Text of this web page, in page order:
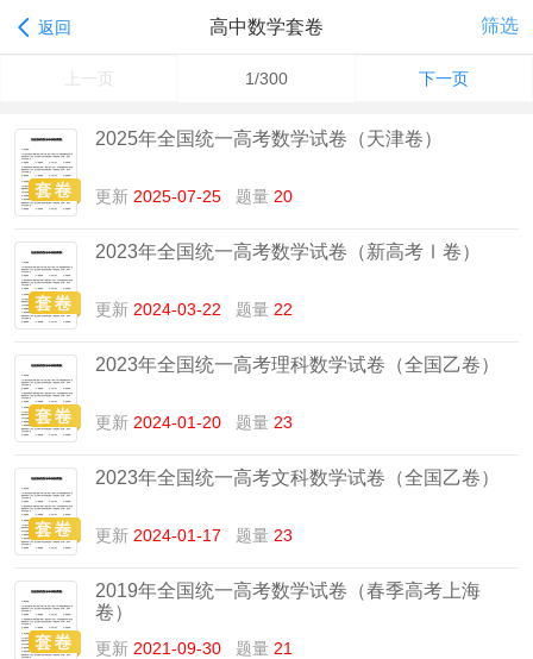
返回 高中数学套卷 筛选
上一页 1/300 下一页
2025年全国统一高考数学试卷（天津卷）
更新 2025-07-25 题量 20
2023年全国统一高考数学试卷（新高考Ⅰ卷）
更新 2024-03-22 题量 22
2023年全国统一高考理科数学试卷（全国乙卷）
更新 2024-01-20 题量 23
2023年全国统一高考文科数学试卷（全国乙卷）
更新 2024-01-17 题量 23
2019年全国统一高考数学试卷（春季高考上海
卷）
更新 2021-09-30 题量 21